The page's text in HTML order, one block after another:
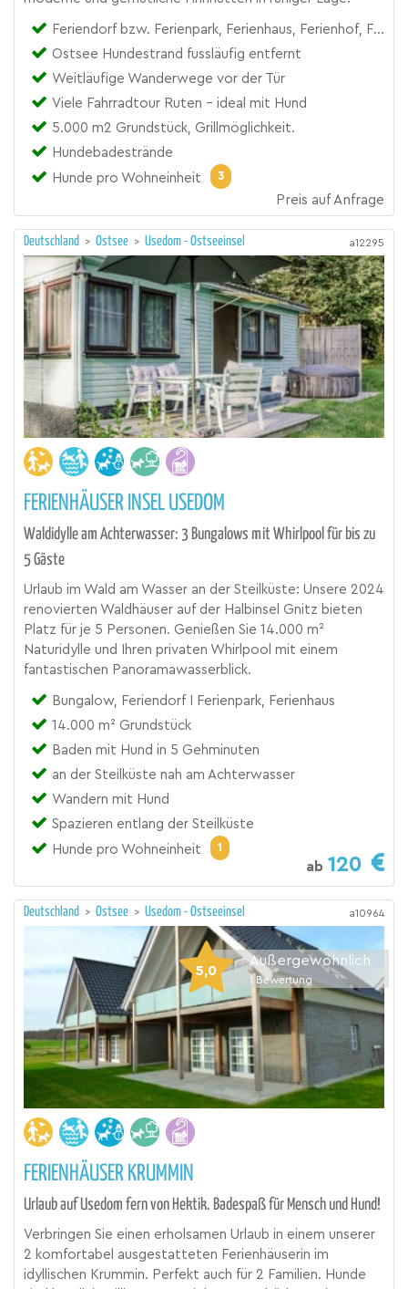
Feriendorf bzw. Ferienpark, Ferienhaus, Ferienhof, Ferienhütte, Hüttendorf
Ostsee Hundestrand fussläufig entfernt
Weitläufige Wanderwege vor der Tür
Viele Fahrradtour Ruten - ideal mit Hund
5.000 m2 Grundstück, Grillmöglichkeit.
Hundebadestrände
Hunde pro Wohneinheit
3
Preis auf Anfrage
Deutschland > Ostsee > Usedom - Ostseeinsel a12295
FERIENHÄUSER INSEL USEDOM
Waldidylle am Achterwasser: 3 Bungalows mit Whirlpool für bis zu
5 Gäste
Urlaub im Wald am Wasser an der Steilküste: Unsere 2024
renovierten Waldhäuser auf der Halbinsel Gnitz bieten
Platz für je 5 Personen. Genießen Sie 14.000 m²
Naturidylle und Ihren privaten Whirlpool mit einem
fantastischen Panoramawasserblick.
Bungalow, Feriendorf I Ferienpark, Ferienhaus
14.000 m² Grundstück
Baden mit Hund in 5 Gehminuten
an der Steilküste nah am Achterwasser
Wandern mit Hund
Spazieren entlang der Steilküste
Hunde pro Wohneinheit
1
ab 120
Deutschland > Ostsee > Usedom - Ostseeinsel a10964
5,0
Außergewöhnlich
1 Bewertung
FERIENHÄUSER KRUMMIN
Urlaub auf Usedom fern von Hektik. Badespaß für Mensch und Hund!
Verbringen Sie einen erholsamen Urlaub in einem unserer
2 komfortabel ausgestatteten Ferienhäuserin im
idyllischen Krummin. Perfekt auch für 2 Familien. Hunde